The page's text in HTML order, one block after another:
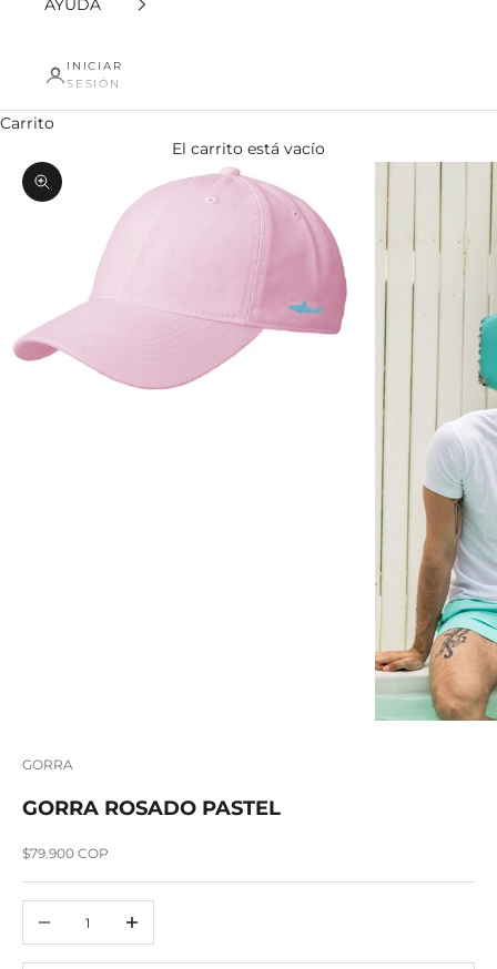
AYUDA
INICIAR
SESIÓN
Carrito
El carrito está vacío
Zoom
GORRA
GORRA ROSADO PASTEL
Precio de oferta
$79.900 COP